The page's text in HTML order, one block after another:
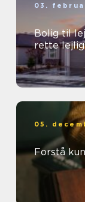
03.
Bolig til
rette
05.
Forstå